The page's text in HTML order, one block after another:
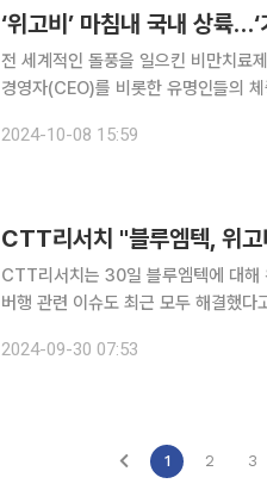
‘위고비’ 마침내 국내 상륙
전 세계적인 돌풍을 일으킨 비만치료
경영자(CEO)를 비롯한 유명인들의
한다. 위고비의 중간 유통을 담당하는
2024-10-08 15:59
CTT리서치 "블루엠텍, 위
CTT리서치는 30일 블루엠텍에 대해
버행 관련 이슈도 최근 모두 해결했다고 분석했다. 블루엠텍은 전문의약
2024-09-30 07:53
1 2 3